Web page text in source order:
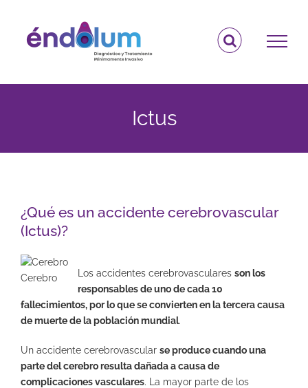
contenido
Ictus
¿Qué es un accidente cerebrovascular
(Ictus)?
Cerebro Los accidentes cerebrovasculares son los
responsables de uno de cada 10
fallecimientos, por lo que se convierten en la tercera causa
de muerte de la población mundial.
Un accidente cerebrovascular se produce cuando una
parte del cerebro resulta dañada a causa de
complicaciones vasculares. La mayor parte de los